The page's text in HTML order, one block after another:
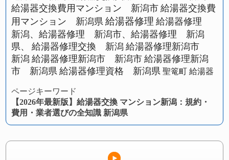
給湯器交換費用マンション 新潟市 給湯器交換費
用マンション 新潟県 給湯器修理 給湯器修理
新潟、給湯器修理 新潟市、給湯器修理 新潟
県、
給湯器修理交換 新潟 給湯器修理新潟市
新潟 給湯器修理新潟市 新潟市 給湯器修理新潟
市 新潟県 給湯器修理資格 新潟県 聖篭町 給湯器
ページキーワード
【2026年最新版】給湯器交換 マンション新潟：規約・
費用・業者選びの全知識 新潟県